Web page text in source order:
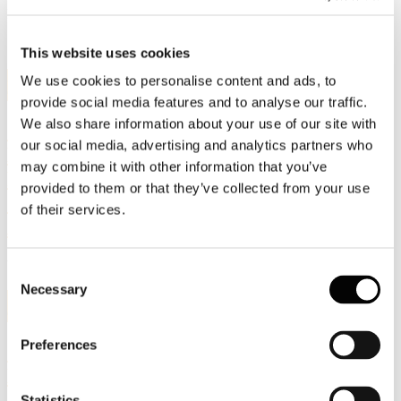
This website uses cookies
We use cookies to personalise content and ads, to
provide social media features and to analyse our traffic.
We also share information about your use of our site with
our social media, advertising and analytics partners who
may combine it with other information that you’ve
provided to them or that they’ve collected from your use
of their services.
Selection
Necessary
Preferences
21
GUARDA IL VIDEO
DELL'INTERVENTO DEL
PRESIDENTE DI ASSOCARTA PAOLO
CULICCHI ALL'ASSEMBLEA
SI E' TENUTA IERI, A ROMA,